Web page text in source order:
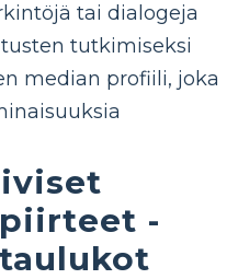
tai dialogeja
tutkimiseksi
median profiili, joka
-